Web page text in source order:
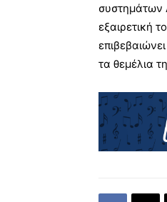
συστημάτων
εξαιρετική
τα θεμέλια